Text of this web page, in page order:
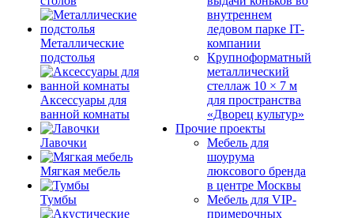
Металлические
подстолья
Аксессуары для
ванной комнаты
Лавочки
Мягкая мебель
Тумбы
внутреннем
ледовом парке IT-
компании
Крупноформатный
металлический
стеллаж 10 × 7 м
для пространства
«Дворец культур»
Прочие проекты
Мебель для
шоурума
люксового бренда
в центре Москвы
Мебель для VIP-
примерочных